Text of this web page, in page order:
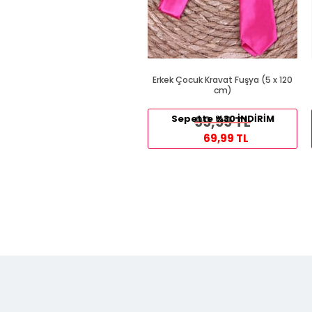
Erkek Çocuk Kravat Fuşya (5 x 120
cm)
99,99 TL
Sepette %30 İNDİRİM
69,99 TL